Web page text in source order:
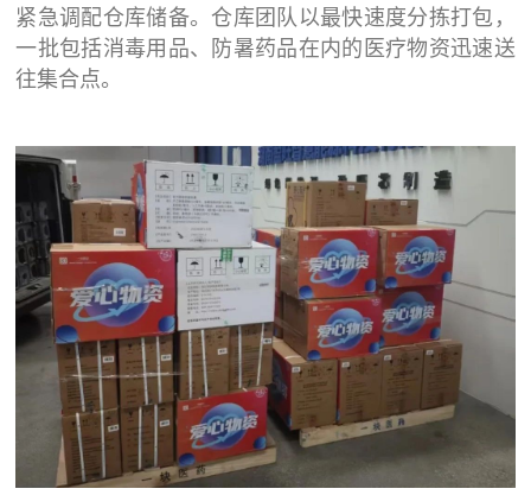
紧急调配仓库储备。仓库团队以最快速度分拣打包，
一批包括消毒用品、防暑药品在内的医疗物资迅速送
往集合点。